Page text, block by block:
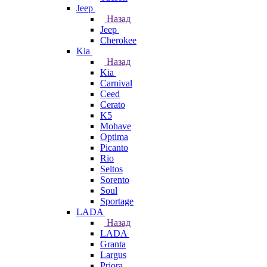
Jeep
Назад
Jeep
Cherokee
Kia
Назад
Kia
Carnival
Ceed
Cerato
K5
Mohave
Optima
Picanto
Rio
Seltos
Sorento
Soul
Sportage
LADA
Назад
LADA
Granta
Largus